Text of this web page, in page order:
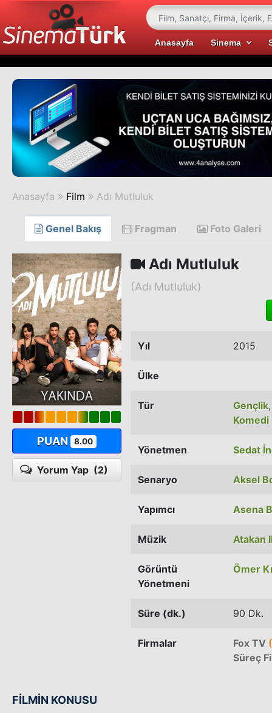
Anasayfa Sinema
Anasayfa Film Adı Mutluluk
Genel Bakış Fragman Foto Galeri
PUAN 8.00
Yorum Yap (2)
Adı Mutluluk
(Adı Mutluluk)
Yıl 2015
Ülke
Tür Gençlik
Komedi
Yönetmen Sedat
Senaryo Aksel
Yapımcı Asena
Müzik Atakan
Görüntü
Yönetmeni
Ömer
Süre (dk.) 90 Dk.
Firmalar Fox TV
Süreç
FİLMİN KONUSU